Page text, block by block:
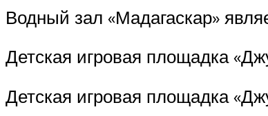
Водный зал «Мадагаскар»
Детская игровая площадка
Детская игровая площадка